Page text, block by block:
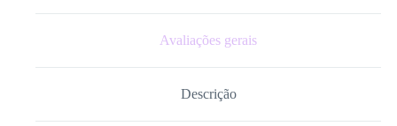
Avaliações gerais
Descrição